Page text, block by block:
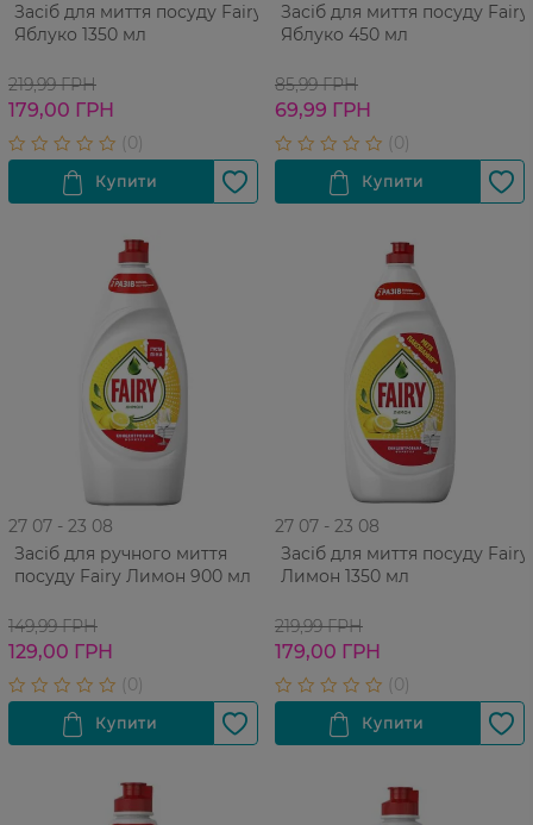
Засіб для миття посуду Fairy
Яблуко 1350 мл
219,99 ГРН
179,00 ГРН
Засіб для миття посуду Fairy
Яблуко 450 мл
85,99 ГРН
69,99 ГРН
27 07 - 23 08
Засіб для ручного миття
посуду Fairy Лимон 900 мл
149,99 ГРН
129,00 ГРН
27 07 - 23 08
Засіб для миття посуду Fairy
Лимон 1350 мл
219,99 ГРН
179,00 ГРН